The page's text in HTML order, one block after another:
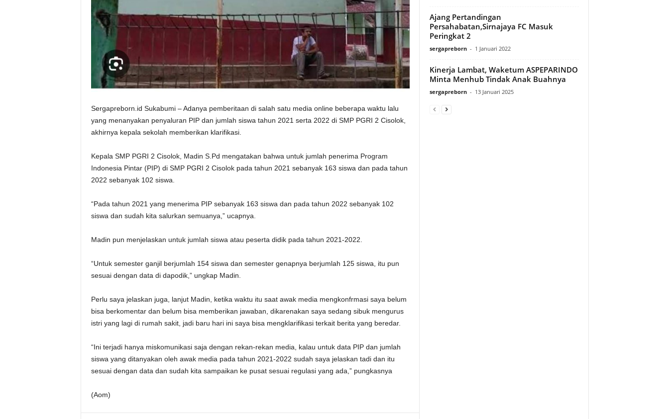
Sergapreborn.id Sukabumi – Adanya pemberitaan di salah satu media online beberapa waktu lalu
yang menanyakan penyaluran PIP dan jumlah siswa tahun 2021 serta 2022 di SMP PGRI 2 Cisolok,
akhirnya kepala sekolah memberikan klarifikasi.
Kepala SMP PGRI 2 Cisolok, Madin S.Pd mengatakan bahwa untuk jumlah penerima Program
Indonesia Pintar (PIP) di SMP PGRI 2 Cisolok pada tahun 2021 sebanyak 163 siswa dan pada tahun
2022 sebanyak 102 siswa.
“Pada tahun 2021 yang menerima PIP sebanyak 163 siswa dan pada tahun 2022 sebanyak 102
siswa dan sudah kita salurkan semuanya,” ucapnya.
Madin pun menjelaskan untuk jumlah siswa atau peserta didik pada tahun 2021-2022.
“Untuk semester ganjil berjumlah 154 siswa dan semester genapnya berjumlah 125 siswa, itu pun
sesuai dengan data di dapodik,” ungkap Madin.
Perlu saya jelaskan juga, lanjut Madin, ketika waktu itu saat awak media mengkonfrmasi saya belum
bisa berkomentar dan belum bisa memberikan jawaban, dikarenakan saya sedang sibuk mengurus
istri yang lagi di rumah sakit, jadi baru hari ini saya bisa mengklarifikasi terkait berita yang beredar.
“Ini terjadi hanya miskomunikasi saja dengan rekan-rekan media, kalau untuk data PIP dan jumlah
siswa yang ditanyakan oleh awak media pada tahun 2021-2022 sudah saya jelaskan tadi dan itu
sesuai dengan data dan sudah kita sampaikan ke pusat sesuai regulasi yang ada,” pungkasnya
(Aom)
Ajang Pertandingan
Persahabatan,Sirnajaya FC Masuk
Peringkat 2
sergapreborn - 1 Januari 2022
Kinerja Lambat, Waketum ASPEPARINDO
Minta Menhub Tindak Anak Buahnya
sergapreborn - 13 Januari 2025